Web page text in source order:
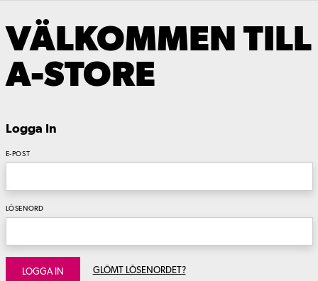
VÄLKOMMEN TILL
A-STORE
Logga In
E-POST
LÖSENORD
LOGGA IN GLÖMT LÖSENORDET?